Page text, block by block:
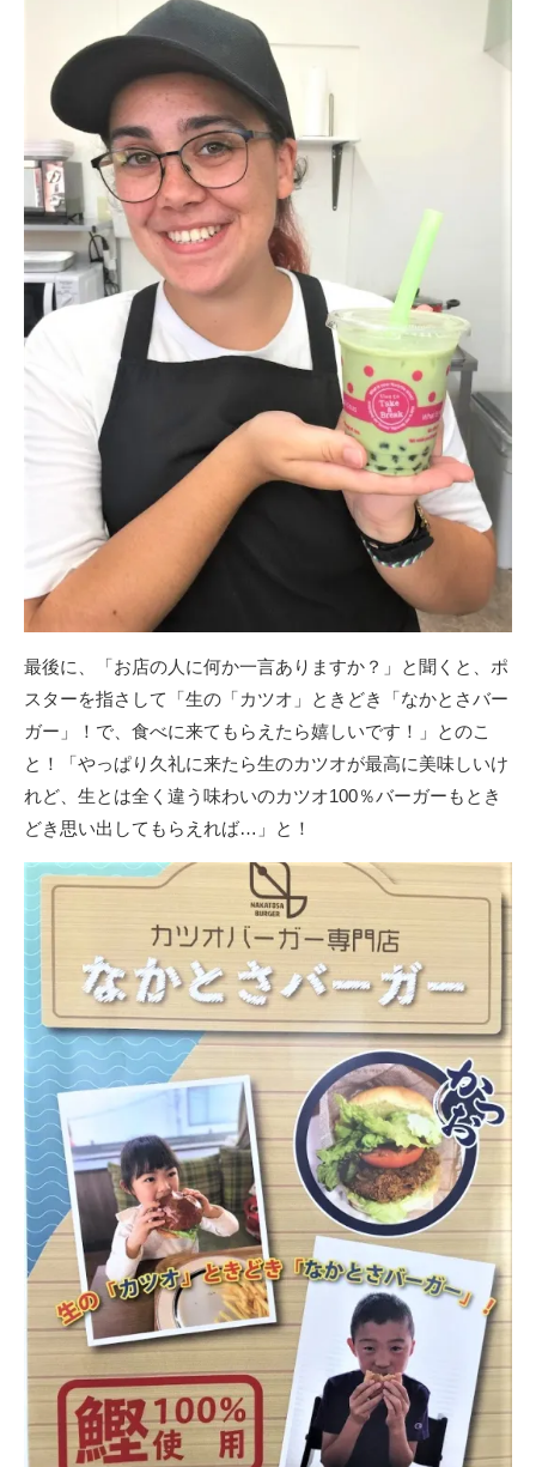
最後に、「お店の人に何か一言ありますか？」と聞くと、ポ
スターを指さして「生の「カツオ」ときどき「なかとさバー
ガー」！で、食べに来てもらえたら嬉しいです！」とのこ
と！「やっぱり久礼に来たら生のカツオが最高に美味しいけ
れど、生とは全く違う味わいのカツオ100％バーガーもとき
どき思い出してもらえれば…」と！